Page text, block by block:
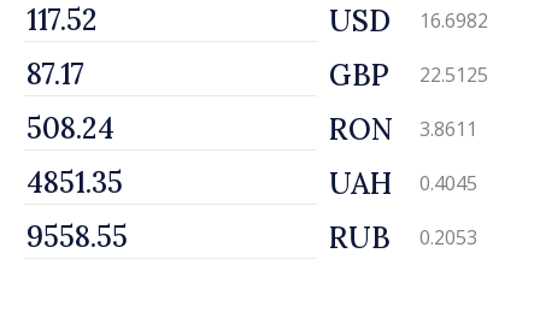
USD 16.6982
GBP 22.5125
RON 3.8611
UAH 0.4045
RUB 0.2053